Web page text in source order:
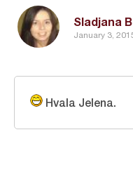
Sladjana
January 3,
Hvala Jelena.